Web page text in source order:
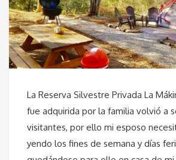
La Reserva Silvestre Privada La
fue adquirida por la familia volvió a
visitantes, por ello mi esposo
yendo los fines de semana y días